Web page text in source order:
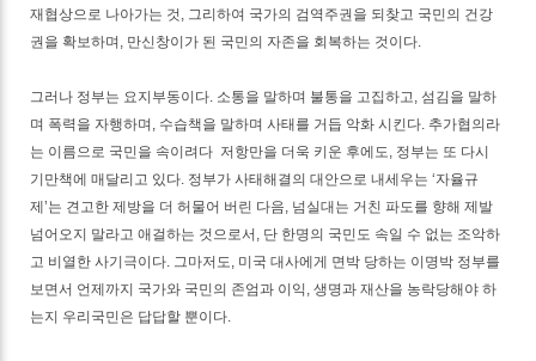
재협상으로 나아가는 것, 그리하여 국가의 검역주권을 되찾고 국민의 건강
권을 확보하며, 만신창이가 된 국민의 자존을 회복하는 것이다.
그러나 정부는 요지부동이다. 소통을 말하며 불통을 고집하고, 섬김을 말하
며 폭력을 자행하며, 수습책을 말하며 사태를 거듭 악화 시킨다. 추가협의라
는 이름으로 국민을 속이려다 저항만을 더욱 키운 후에도, 정부는 또 다시
기만책에 매달리고 있다. 정부가 사태해결의 대안으로 내세우는 ‘자율규
제’는 견고한 제방을 더 허물어 버린 다음, 넘실대는 거친 파도를 향해 제발
넘어오지 말라고 애걸하는 것으로서, 단 한명의 국민도 속일 수 없는 조악하
고 비열한 사기극이다. 그마저도, 미국 대사에게 면박 당하는 이명박 정부를
보면서 언제까지 국가와 국민의 존엄과 이익, 생명과 재산을 농락당해야 하
는지 우리국민은 답답할 뿐이다.